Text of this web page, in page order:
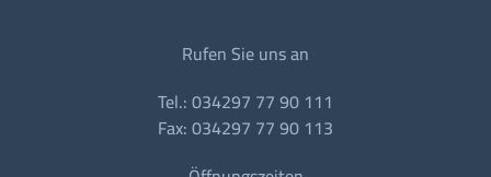
Rufen Sie uns an
Tel.: 034297 77 90 111
Fax: 034297 77 90 113